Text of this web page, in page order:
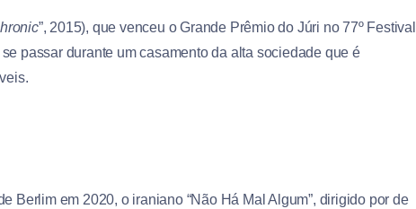
”, 2015), que venceu o Grande Prêmio do Júri no 77º Festival
passar durante um casamento da alta sociedade que é
Berlim em 2020, o iraniano “Não Há Mal Algum”, dirigido por de